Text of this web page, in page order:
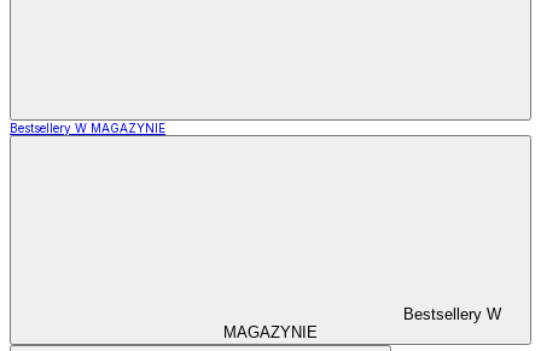
Bestsellery W MAGAZYNIE
Bestsellery W
MAGAZYNIE